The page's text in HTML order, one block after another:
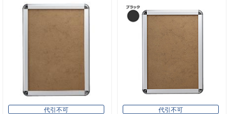
ルバー 屋外用 R型
ALUMIUM SERIES 01 CUT B1 マットシ
ルバー 屋内用
（税込）
代引不可
代引不可